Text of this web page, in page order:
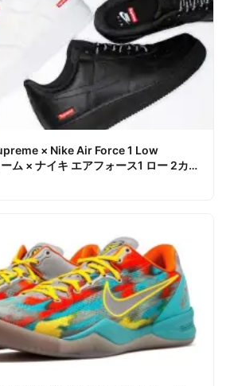
× Nike Air Force 1 Low
ム × ナイキ エアフォース1 ロー 2カラ
報